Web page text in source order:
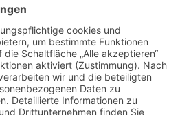
für einige ihrer Kurse.
Übersicht.